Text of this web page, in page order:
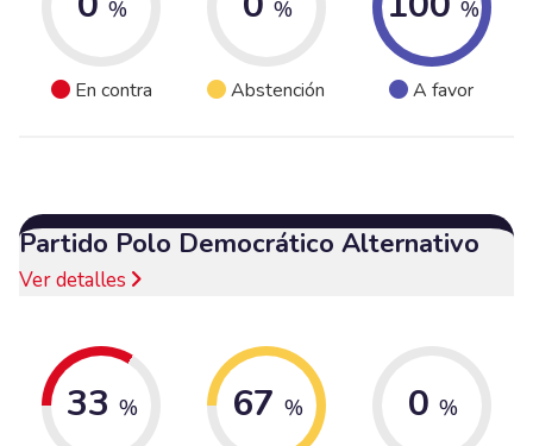
%
En contra
%
Abstención
%
A favor
Partido Polo Democrático Alternativo
Ver detalles
33 % 67 % 0 %